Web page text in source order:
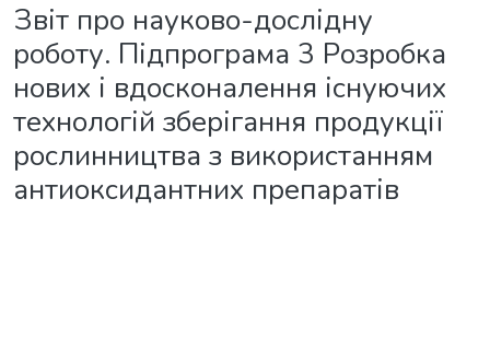
Звіт про науково-дослідну
роботу. Підпрограма 3 Розробка
нових і вдосконалення існуючих
технологій зберігання продукції
рослинництва з використанням
антиоксидантних препаратів